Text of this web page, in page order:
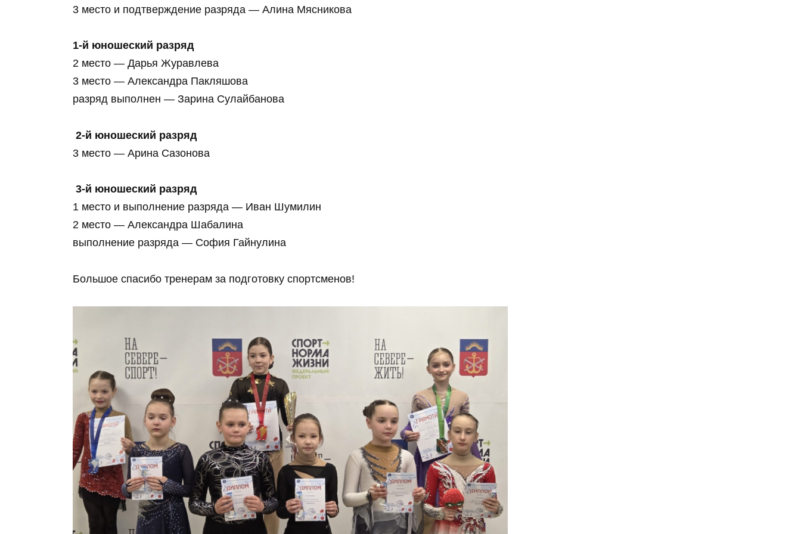
3 место и подтверждение разряда — Алина Мясникова
1‑й юношеский разряд
2 место — Дарья Журавлева
3 место — Александра Пакляшова
разряд выполнен — Зарина Сулайбанова
2‑й юношеский разряд
3 место — Арина Сазонова
3‑й юношеский разряд
1 место и выполнение разряда — Иван Шумилин
2 место — Александра Шабалина
выполнение разряда — София Гайнулина
Большое спасибо тренерам за подготовку спортсменов!